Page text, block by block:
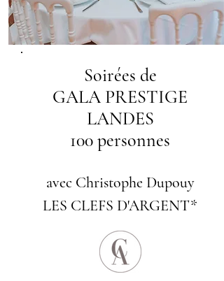
Soirées de
GALA PRESTIGE
LANDES
100 personnes
avec Christophe Dupouy
LES CLEFS D'ARGENT*